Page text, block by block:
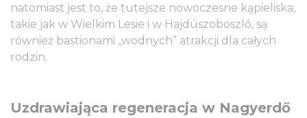
natomiast jest to, że tutejsze nowoczesne kąpieliska,
takie jak w Wielkim Lesie i w Hajdúszoboszló, są
również bastionami „wodnych” atrakcji dla całych
rodzin.
Uzdrawiająca regeneracja w Nagyerdő